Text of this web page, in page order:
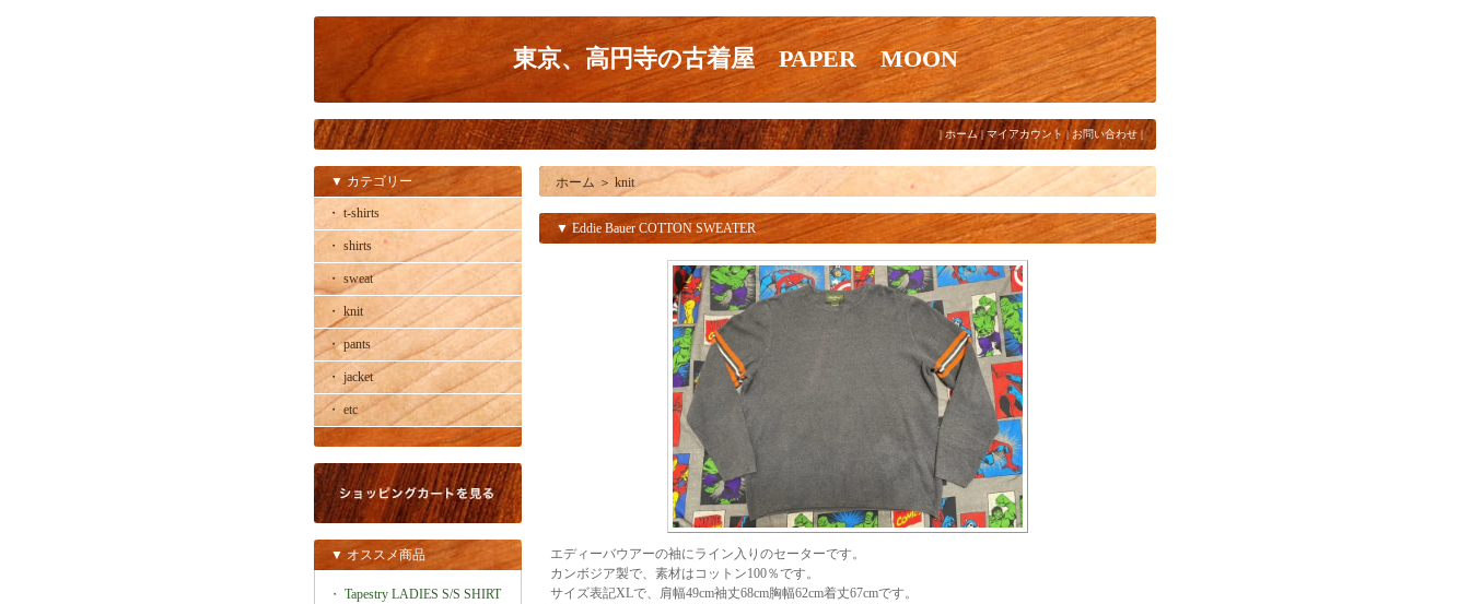
東京、高円寺の古着屋 PAPER MOON
|ホーム|マイアカウント | お問い合わせ |
▼ カテゴリー
・ t-shirts
・ shirts
・ sweat
・ knit
・ pants
・ jacket
・ etc
▼ オススメ商品
・ Tapestry LADIES S/S SHIRT
ホーム ＞ knit
▼ Eddie Bauer COTTON SWEATER
エディーバウアーの袖にライン入りのセーターです。
カンボジア製で、素材はコットン100％です。
サイズ表記XLで、肩幅49cm袖丈68cm胸幅62cm着丈67cmです。